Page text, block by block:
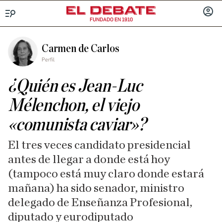
FUNDADO EN 1910
Carmen de Carlos
Perfil
¿Quién es Jean-Luc
Mélenchon, el viejo
«comunista caviar»?
El tres veces candidato presidencial
antes de llegar a donde está hoy
(tampoco está muy claro donde estará
mañana) ha sido senador, ministro
delegado de Enseñanza Profesional,
diputado y eurodiputado